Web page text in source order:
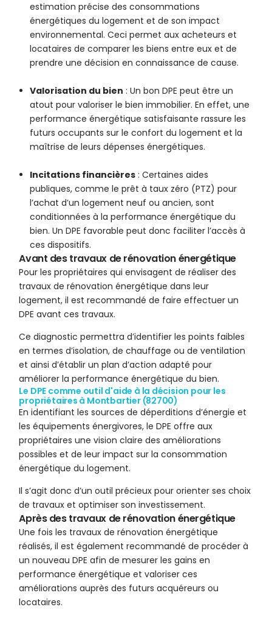
estimation précise des consommations
énergétiques du logement et de son impact
environnemental. Ceci permet aux acheteurs et
locataires de comparer les biens entre eux et de
prendre une décision en connaissance de cause.
Valorisation du bien : Un bon DPE peut être un
atout pour valoriser le bien immobilier. En effet, une
performance énergétique satisfaisante rassure les
futurs occupants sur le confort du logement et la
maîtrise de leurs dépenses énergétiques.
Incitations financières : Certaines aides
publiques, comme le prêt à taux zéro (PTZ) pour
l’achat d’un logement neuf ou ancien, sont
conditionnées à la performance énergétique du
bien. Un DPE favorable peut donc faciliter l’accès à
ces dispositifs.
Avant des travaux de rénovation énergétique
Pour les propriétaires qui envisagent de réaliser des
travaux de rénovation énergétique dans leur
logement, il est recommandé de faire effectuer un
DPE avant ces travaux.
Ce diagnostic permettra d’identifier les points faibles
en termes d’isolation, de chauffage ou de ventilation
et ainsi d’établir un plan d’action adapté pour
améliorer la performance énergétique du bien.
Le DPE comme outil d'aide à la décision pour les
propriétaires à Montbartier (82700)
En identifiant les sources de déperditions d’énergie et
les équipements énergivores, le DPE offre aux
propriétaires une vision claire des améliorations
possibles et de leur impact sur la consommation
énergétique du logement.
Il s’agit donc d’un outil précieux pour orienter ses choix
de travaux et optimiser son investissement.
Après des travaux de rénovation énergétique
Une fois les travaux de rénovation énergétique
réalisés, il est également recommandé de procéder à
un nouveau DPE afin de mesurer les gains en
performance énergétique et valoriser ces
améliorations auprès des futurs acquéreurs ou
locataires.